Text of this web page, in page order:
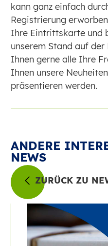
kann ganz einfach
Registrierung
Ihre Eintrittskarte und
unserem Stand auf
Ihnen gerne alle Ihre
Ihnen unsere
präsentieren werden.
ANDERE
NEWS
ZURÜCK ZU